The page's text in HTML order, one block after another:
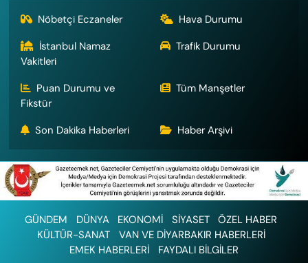
Nöbetçi Eczaneler
Hava Durumu
İstanbul Namaz
Vakitleri
Trafik Durumu
Puan Durumu ve
Fikstür
Tüm Manşetler
Son Dakika Haberleri Haber Arşivi
GÜNDEM DÜNYA EKONOMİ SİYASET
ÖZEL HABER
KÜLTÜR-SANAT
VAN VE DİYARBAKIR HABERLERİ
EMEK HABERLERİ
FAYDALI BİLGİLER